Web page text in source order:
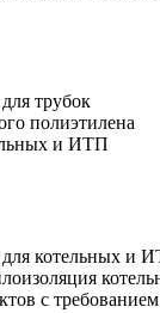
трубок
полиэтилена
и ИТП
котельных и
с